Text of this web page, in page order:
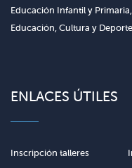
Educación Infantil y
Educación, Cultura y
ENLACES ÚTILES
Inscripción talleres